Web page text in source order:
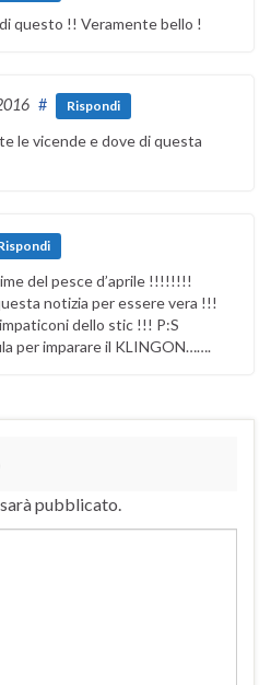
questo !! Veramente bello !
# Rispondi
le vicende e dove di questa
del pesce d’aprile !!!!!!!!
notizia per essere vera !!!
dello stic !!! P:S
per imparare il KLINGON…….
pubblicato.